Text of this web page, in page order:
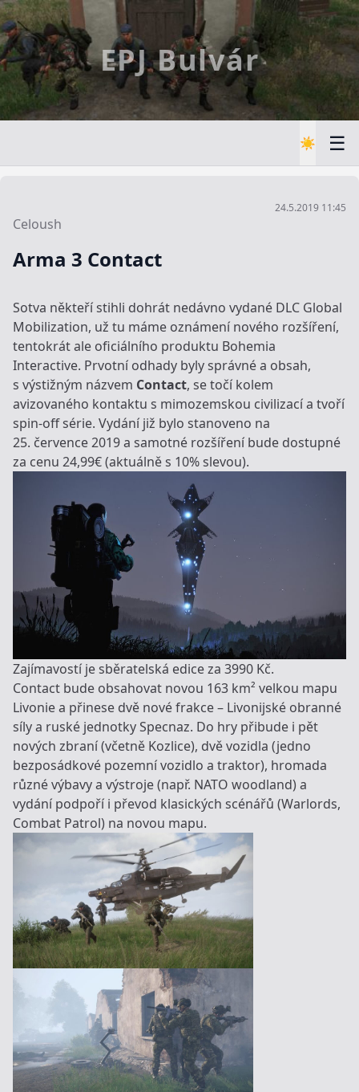
EPJ Bulvár
☀️ ☰
24.5.2019 11:45
Celoush
Arma 3 Contact
Sotva někteří stihli dohrát nedávno vydané DLC Global
Mobilization, už tu máme oznámení nového rozšíření,
tentokrát ale oficiálního produktu Bohemia
Interactive. Prvotní odhady byly správné a obsah,
s výstižným názvem Contact, se točí kolem
avizovaného kontaktu s mimozemskou civilizací a tvoří
spin-off série. Vydání již bylo stanoveno na
25. července 2019 a samotné rozšíření bude dostupné
za cenu 24,99€(aktuálně s 10% slevou).
Zajímavostí jesběratelská ediceza 3990 Kč.
Contact bude obsahovat novou 163 km² velkou mapu
Livoniea přinese dvě nové frakce – Livonijské obranné
síly a ruské jednotky Specnaz. Do hry přibude i pět
nových zbraní (včetně Kozlice), dvě vozidla (jedno
bezposádkové pozemní vozidlo a traktor), hromada
různé výbavy a výstroje (např. NATO woodland) a
vydání podpoří i převod klasických scénářů (Warlords,
Combat Patrol) na novou mapu.